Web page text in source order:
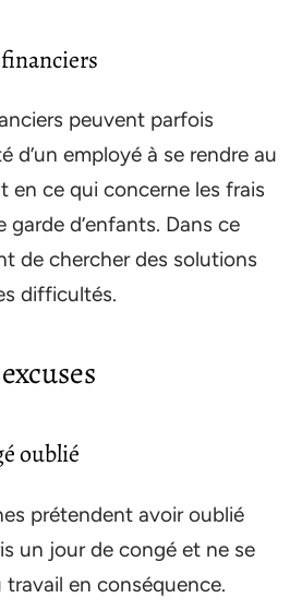
peuvent parfois
d’un employé à se rendre au
en ce qui concerne les frais
d’enfants. Dans ce
de chercher des solutions
difficultés.
oublié
prétendent avoir oublié
un jour de congé et ne se
en conséquence.